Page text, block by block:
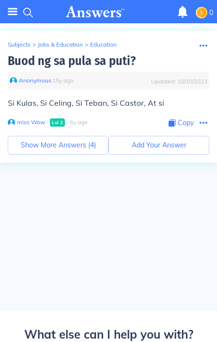
0
Subjects > Jobs & Education > Education
Buod ng sa pula sa puti?
Anonymous∙ 15y ago Updated: 10/10/2023
Si Kulas, Si Celing, Si Teban, Si Castor, At si
miss Wow ∙ Lvl 2 ∙ 6y ago Copy
Show More Answers (4) Add Your Answer
What else can I help you with?